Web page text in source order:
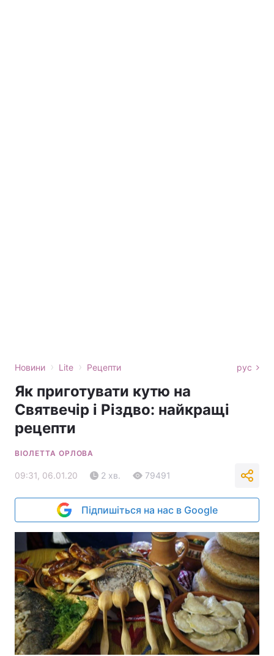
Новини › Lite › Рецепти рус
Як приготувати кутю на
Святвечір і Різдво: найкращі
рецепти
ВІОЛЕТТА ОРЛОВА
09:31, 06.01.20 2 хв. 79491
Підпишіться на нас в Google